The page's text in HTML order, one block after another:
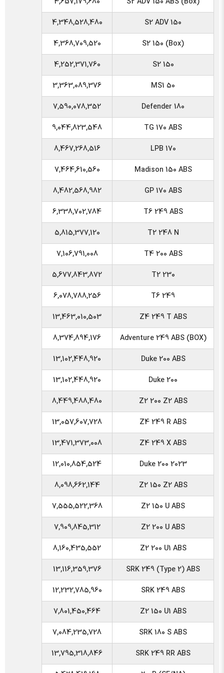
S2 ADV 150
4,348,528,480
S2 150 (Box)
4,368,709,520
S2 150
4,252,371,760
MS1 50
3,363,089,376
Defender 180
7,590,078,352
TG 170 ABS
9,044,823,548
LPB 170
8,467,268,516
Madison 150 ABS
7,464,610,560
GP 170 ABS
8,482,568,982
T6 249 ABS
6,338,702,784
T2 248 N
5,815,377,120
T4 200 ABS
7,106,791,008
T2 230
5,677,843,872
T6 249
6,078,788,256
Z4 249 T ABS
13,463,010,503
Adventure 249 ABS (BOX)
8,374,894,176
Duke 200 ABS
13,102,448,920
Duke 200
13,102,448,920
Z2 200 Z2 ABS
8,449,488,480
Z4 249 R ABS
13,057,607,728
Z4 249 X ABS
13,471,373,008
Duke 200 2023
12,010,854,524
Z2 150 Z2 ABS
8,098,662,144
Z2 150 U ABS
7,555,522,368
Z2 200 U ABS
7,909,845,312
Z2 200 U1 ABS
8,160,435,552
SRK 249 (Type 2) ABS
13,116,359,376
SRK 249 ABS
12,232,785,960
Z2 150 U1 ABS
7,801,450,464
SRK 180 S ABS
7,084,235,728
SRK 249 RR ABS
13,795,318,846